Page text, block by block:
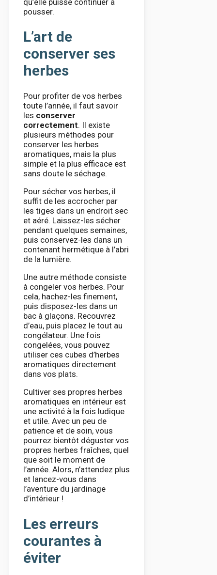
pousser.
L’art de
conserver ses
herbes
Pour profiter de vos herbes
toute l’année, il faut savoir
les conserver
correctement. Il existe
plusieurs méthodes pour
conserver les herbes
aromatiques, mais la plus
simple et la plus efficace est
sans doute le séchage.
Pour sécher vos herbes, il
suffit de les accrocher par
les tiges dans un endroit sec
et aéré. Laissez-les sécher
pendant quelques semaines,
puis conservez-les dans un
contenant hermétique à l’abri
de la lumière.
Une autre méthode consiste
à congeler vos herbes. Pour
cela, hachez-les finement,
puis disposez-les dans un
bac à glaçons. Recouvrez
d’eau, puis placez le tout au
congélateur. Une fois
congelées, vous pouvez
utiliser ces cubes d’herbes
aromatiques directement
dans vos plats.
Cultiver ses propres herbes
aromatiques en intérieur est
une activité à la fois ludique
et utile. Avec un peu de
patience et de soin, vous
pourrez bientôt déguster vos
propres herbes fraîches, quel
que soit le moment de
l’année. Alors, n’attendez plus
et lancez-vous dans
l’aventure du jardinage
d’intérieur !
Les erreurs
courantes à
éviter